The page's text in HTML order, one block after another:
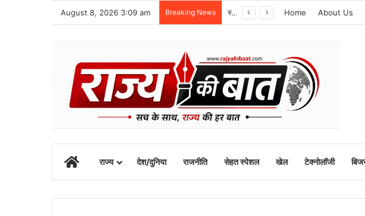
August 8, 2026 3:09 am Breaking News 1 सितंबर से शुरू होगा खेल महाकुंभ-2026, चार चरणों में होंगी प्रतियोगिताएं Home About Us
Homeराज्य देश/दुनिया राजनीति सेहत स्पेशल खेल टेक्नोलॉजी